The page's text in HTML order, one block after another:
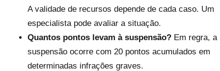
A validade de recursos depende de cada caso. Um
especialista pode avaliar a situação.
Quantos pontos levam à suspensão? Em regra, a
suspensão ocorre com 20 pontos acumulados em
determinadas infrações graves.